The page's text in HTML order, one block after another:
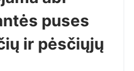
puses
ir pėsčiųjų